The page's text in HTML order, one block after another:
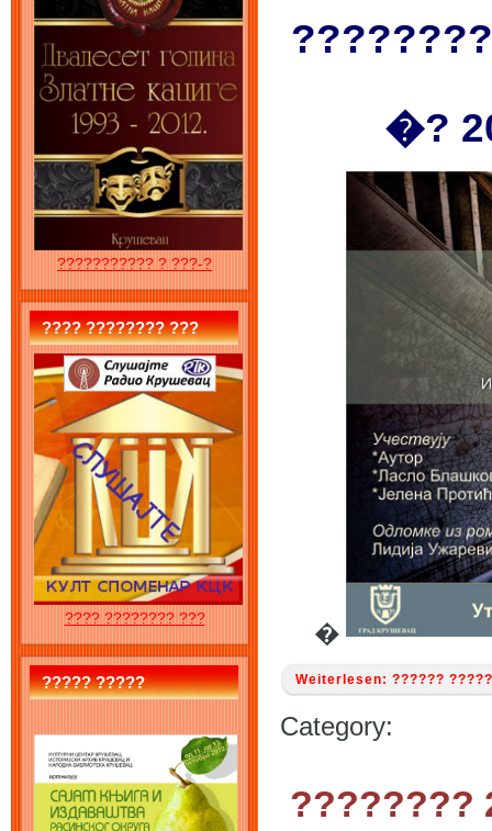
??????????? ? ???-?
???? ???????? ???
???? ???????? ???
????? ?????
�?
�
Weiterlesen: ??????
Category:
????????